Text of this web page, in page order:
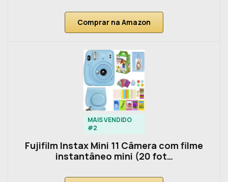
Comprar na Amazon
MAIS VENDIDO
#2
Fujifilm Instax Mini 11 Câmera com filme
instantâneo mini (20 fot…